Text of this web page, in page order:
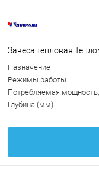
Завеса тепловая
Назначение
Режимы работы
Потребляемая
Глубина (мм)